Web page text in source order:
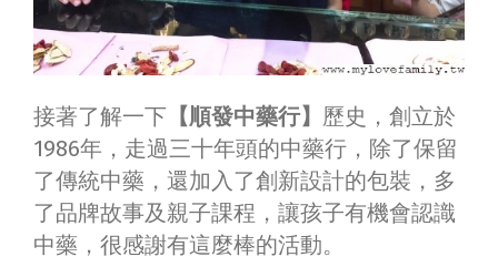
接著了解一下 【順發中藥行】 歷史，創立於
1986年，走過三十年頭的中藥行，除了保留
了傳統中藥，還加入了創新設計的包裝，多
了品牌故事及親子課程，讓孩子有機會認識
中藥，很感謝有這麼棒的活動。